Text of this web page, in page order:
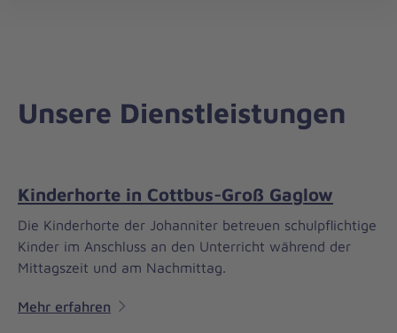
Unsere Dienstleistungen
Kinderhorte in Cottbus-Groß Gaglow
Die Kinderhorte der Johanniter betreuen schulpflichtige
Kinder im Anschluss an den Unterricht während der
Mittagszeit und am Nachmittag.
Mehr erfahren